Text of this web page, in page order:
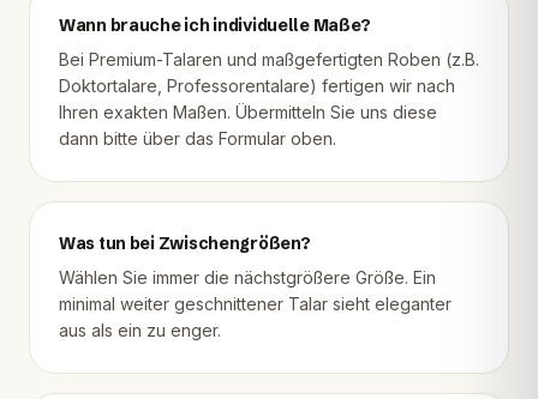
Wann brauche ich individuelle Maße?
Bei Premium-Talaren und maßgefertigten Roben (z.B.
Doktortalare, Professorentalare) fertigen wir nach
Ihren exakten Maßen. Übermitteln Sie uns diese
dann bitte über das Formular oben.
Was tun bei Zwischengrößen?
Wählen Sie immer die nächstgrößere Größe. Ein
minimal weiter geschnittener Talar sieht eleganter
aus als ein zu enger.